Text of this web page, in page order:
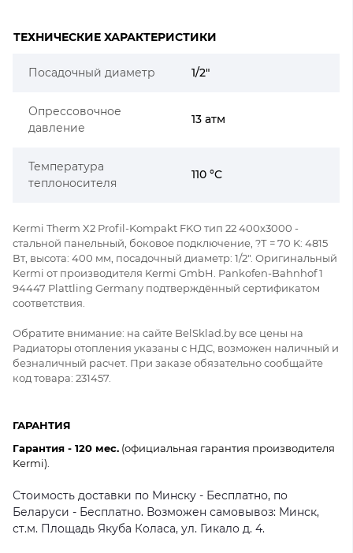
ТЕХНИЧЕСКИЕ ХАРАКТЕРИСТИКИ
Посадочный диаметр 1/2"
Опрессовочное
давление
13 атм
Температура
теплоносителя
110 °C
Kermi Therm X2 Profil-Kompakt FKO тип 22 400x3000 -
стальной панельный, боковое подключение, ?Т = 70 K: 4815
Вт, высота: 400 мм, посадочный диаметр: 1/2". Оригинальный
Kermi от производителя Kermi GmbH. Pankofen-Bahnhof 1
94447 Plattling Germany подтверждённый сертификатом
соответствия.
Обратите внимание: на сайте BelSklad.by все цены на
Радиаторы отопления указаны с НДС, возможен наличный и
безналичный расчет. При заказе обязательно сообщайте
код товара: 231457.
ГАРАНТИЯ
Гарантия - 120 мес. (официальная гарантия производителя
Kermi).
Стоимость доставки по Минску - Бесплатно, по
Беларуси - Бесплатно. Возможен самовывоз: Минск,
ст.м. Площадь Якуба Коласа, ул. Гикало д. 4.